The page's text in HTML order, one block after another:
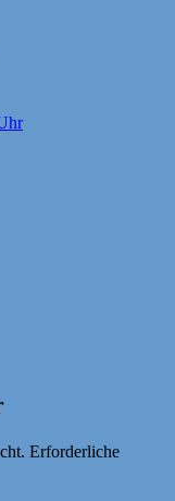
Erforderliche